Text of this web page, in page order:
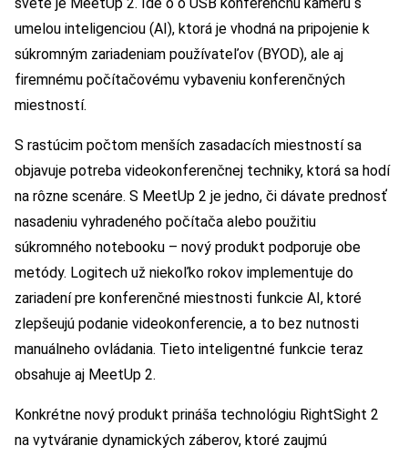
umelou inteligenciou (AI), ktorá je vhodná na pripojenie k
súkromným zariadeniam používateľov (BYOD), ale aj
firemnému počítačovému vybaveniu konferenčných
miestností.
S rastúcim počtom menších zasadacích miestností sa
objavuje potreba videokonferenčnej techniky, ktorá sa hodí
na rôzne scenáre. S MeetUp 2 je jedno, či dávate prednosť
nasadeniu vyhradeného počítača alebo použitiu
súkromného notebooku – nový produkt podporuje obe
metódy. Logitech už niekoľko rokov implementuje do
zariadení pre konferenčné miestnosti funkcie AI, ktoré
zlepšeujú podanie videokonferencie, a to bez nutnosti
manuálneho ovládania. Tieto inteligentné funkcie teraz
obsahuje aj MeetUp 2.
Konkrétne nový produkt prináša technológiu RightSight 2
na vytváranie dynamických záberov, ktoré zaujmú